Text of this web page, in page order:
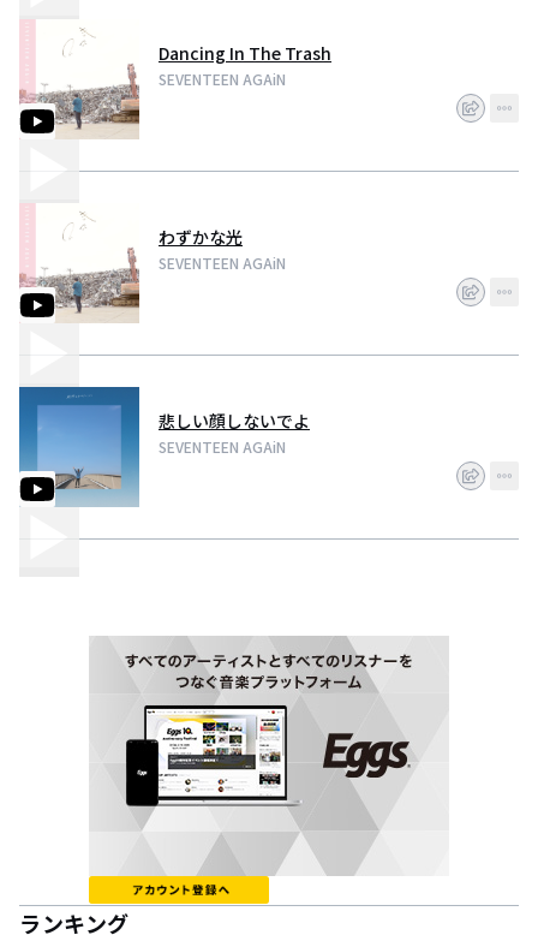
Dancing In The Trash
SEVENTEEN AGAiN
わずかな光
SEVENTEEN AGAiN
悲しい顔しないでよ
SEVENTEEN AGAiN
ランキング